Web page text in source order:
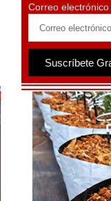
Correo electrónico
Suscríbete